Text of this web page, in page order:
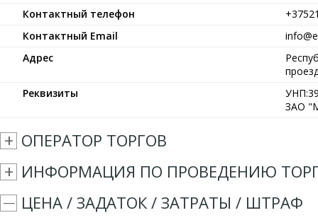
Контактный телефон
Контактный Email
Адрес
Реквизиты
ЗАО
ОПЕРАТОР ТОРГОВ
ИНФОРМАЦИЯ ПО ПРОВЕДЕНИЮ
ЦЕНА / ЗАДАТОК / ЗАТРАТЫ / ШТРАФ